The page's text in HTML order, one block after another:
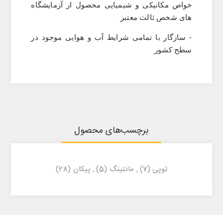
خواص مکانیکی و شیمیایی محصول از آزمایشگاه
های شخص ثالث معتبر
- سازگار با تمامی شرایط آب‌ و هوایی موجود در
سطح کشور
برچسب‌های محصول
توپی (7)
, مانتینگ (5)
, پیکان (28)